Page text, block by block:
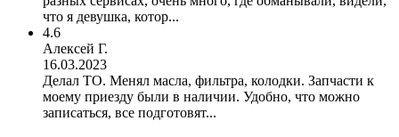
что я девушка, котор...
4.6
Алексей Г.
16.03.2023
Делал ТО. Менял масла, фильтра, колодки. Запчасти к
моему приезду были в наличии. Удобно, что можно
записаться, все подготовят...